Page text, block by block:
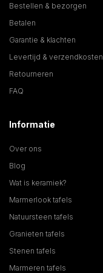
Bestellen & bezorgen
Betalen
Garantie & klachten
Levertijd & verzendkosten
Retourneren
FAQ
Informatie
Over ons
Blog
Wat is keramiek?
Marmerlook tafels
Natuursteen tafels
Granieten tafels
Stenen tafels
Marmeren tafels